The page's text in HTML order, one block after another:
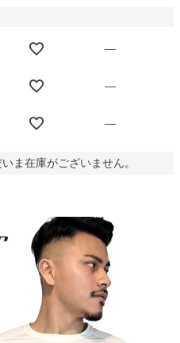
—
—
—
ま在庫がございません。